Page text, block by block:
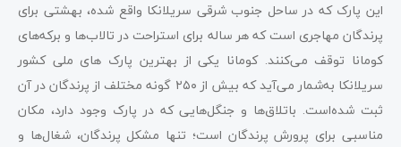
این پارک که در ساحل جنوب شرقی سریلانکا واقع شده، بهشتی برای
پرندگان مهاجری است که هر ساله برای استراحت در تالاب‌ها و برکه‌های
کومانا توقف می‌کنند. کومانا یکی از بهترین پارک های ملی کشور
سریلانکا به‌شمار می‌آید که بیش از ۲۵۰ گونه مختلف از پرندگان در آن
ثبت شده‌است. باتلاق‌ها و جنگل‌هایی که در پارک وجود دارد، مکان
مناسبی برای پرورش پرندگان است؛ تنها مشکل پرندگان، شغال‌ها و